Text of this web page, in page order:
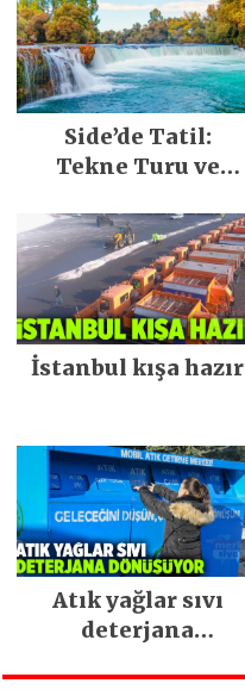
Side’de Tatil:
Tekne Turu ve
İstanbul kışa hazır
Atık yağlar sıvı
deterjana